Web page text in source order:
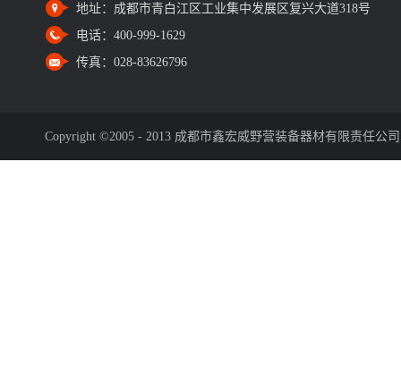
地址： 成都市青白江区工业集中发展区复兴大道318号
电话： 400-999-1629
传真： 028-83626796
Copyright ©2005 - 2013 成都市鑫宏威野营装备器材有限责任公司